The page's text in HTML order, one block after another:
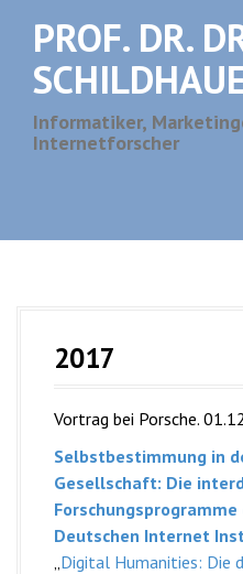
PROF. DR.
Informatiker,
Internetforscher
2017
Vortrag bei Porsche.
Selbstbestimmung in
Gesellschaft: Die
Deutschen Internet
„Digital Humanities: Die